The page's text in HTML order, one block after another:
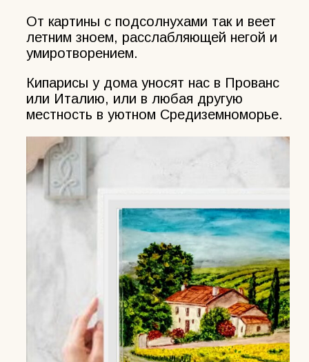
От картины с подсолнухами так и веет
летним зноем, расслабляющей негой и
умиротворением.
Кипарисы у дома уносят нас в Прованс
или Италию, или в любая другую
местность в уютном Средиземноморье.